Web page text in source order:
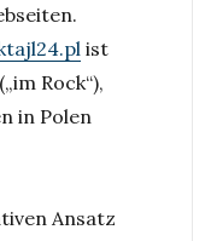
ist
(„im Rock“),
in Polen
Ansatz